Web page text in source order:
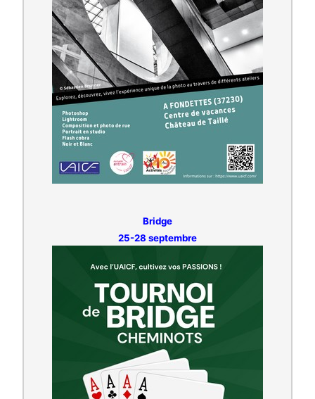
Bridge
25-28 septembre